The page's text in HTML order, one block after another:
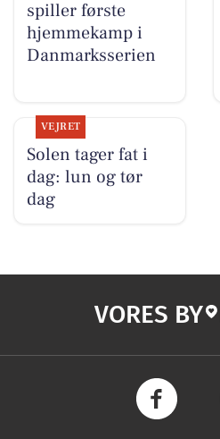
spiller første
hjemmekamp i
Danmarksserien
VEJRET
Solen tager fat i
dag: lun og tør
dag
VORES BY